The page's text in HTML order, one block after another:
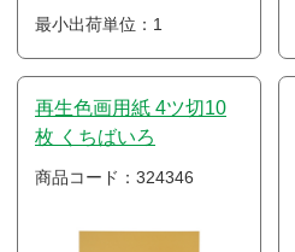
最小出荷単位：1
再生色画用紙 4ツ切10
枚 くちばいろ
商品コード：324346